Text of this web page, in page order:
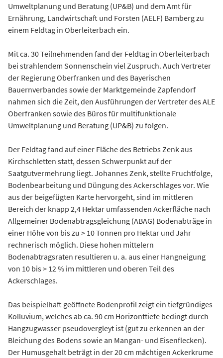
Umweltplanung und Beratung (UP&B) und dem Amt für
Ernährung, Landwirtschaft und Forsten (AELF) Bamberg zu
einem Feldtag in Oberleiterbach ein.
Mit ca. 30 Teilnehmenden fand der Feldtag in Oberleiterbach
bei strahlendem Sonnenschein viel Zuspruch. Auch Vertreter
der Regierung Oberfranken und des Bayerischen
Bauernverbandes sowie der Marktgemeinde Zapfendorf
nahmen sich die Zeit, den Ausführungen der Vertreter des ALE
Oberfranken sowie des Büros für multifunktionale
Umweltplanung und Beratung (UP&B) zu folgen.
Der Feldtag fand auf einer Fläche des Betriebs Zenk aus
Kirchschletten statt, dessen Schwerpunkt auf der
Saatgutvermehrung liegt. Johannes Zenk, stellte Fruchtfolge,
Bodenbearbeitung und Düngung des Ackerschlages vor. Wie
aus der beigefügten Karte hervorgeht, sind im mittleren
Bereich der knapp 2,4 Hektar umfassenden Ackerfläche nach
Allgemeiner Bodenabtragsgleichung (ABAG) Bodenabträge in
einer Höhe von bis zu > 10 Tonnen pro Hektar und Jahr
rechnerisch möglich. Diese hohen mittelern
Bodenabtragsraten resultieren u. a. aus einer Hangneigung
von 10 bis > 12 % im mittleren und oberen Teil des
Ackerschlages.
Das beispielhaft geöffnete Bodenprofil zeigt ein tiefgründiges
Kolluvium, welches ab ca. 90 cm Horizonttiefe bedingt durch
Hangzugwasser pseudovergleyt ist (gut zu erkennen an der
Bleichung des Bodens sowie an Mangan- und Eisenflecken).
Der Humusgehalt beträgt in der 20 cm mächtigen Ackerkrume